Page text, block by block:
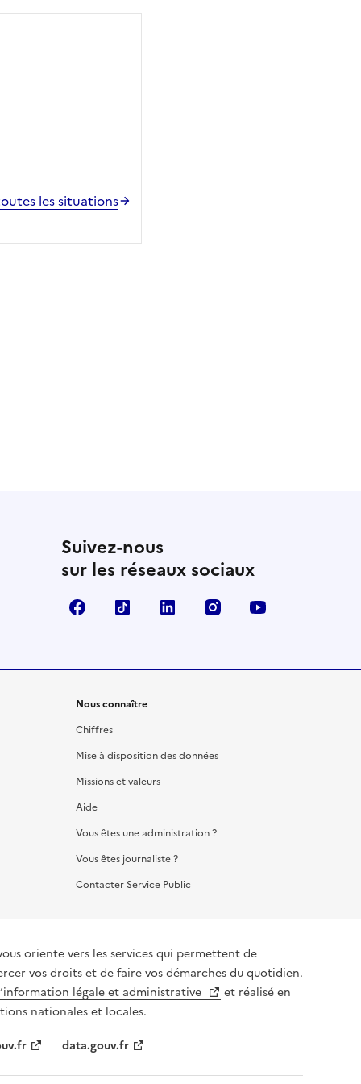
les situations
Suivez-nous
sur les réseaux sociaux
FacebookTikTok LinkedIn Instagram
Nous connaître
Chiffres
Mise à disposition des données
Missions et valeurs
Aide
Vous êtes une administration ?
Vous êtes journaliste ?
Contacter Service Public
oriente vers les services qui permettent de
vos droits et de faire vos démarches du quotidien.
légale et administrative
et réalisé en
nationales et locales.
data.gouv.fr